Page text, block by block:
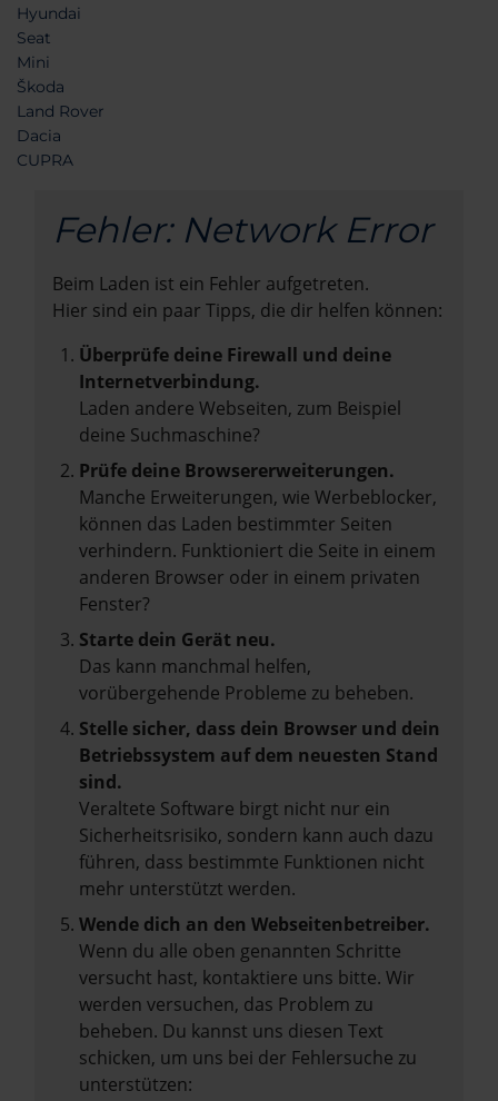
Hyundai
Seat
Mini
Škoda
Land Rover
Dacia
CUPRA
Fehler: Network Error
Beim Laden ist ein Fehler aufgetreten.
Hier sind ein paar Tipps, die dir helfen können:
Überprüfe deine Firewall und deine
Internetverbindung.
Laden andere Webseiten, zum Beispiel
deine Suchmaschine?
Prüfe deine Browsererweiterungen.
Manche Erweiterungen, wie Werbeblocker,
können das Laden bestimmter Seiten
verhindern. Funktioniert die Seite in einem
anderen Browser oder in einem privaten
Fenster?
Starte dein Gerät neu.
Das kann manchmal helfen,
vorübergehende Probleme zu beheben.
Stelle sicher, dass dein Browser und dein
Betriebssystem auf dem neuesten Stand
sind.
Veraltete Software birgt nicht nur ein
Sicherheitsrisiko, sondern kann auch dazu
führen, dass bestimmte Funktionen nicht
mehr unterstützt werden.
Wende dich an den Webseitenbetreiber.
Wenn du alle oben genannten Schritte
versucht hast, kontaktiere uns bitte. Wir
werden versuchen, das Problem zu
beheben. Du kannst uns diesen Text
schicken, um uns bei der Fehlersuche zu
unterstützen: